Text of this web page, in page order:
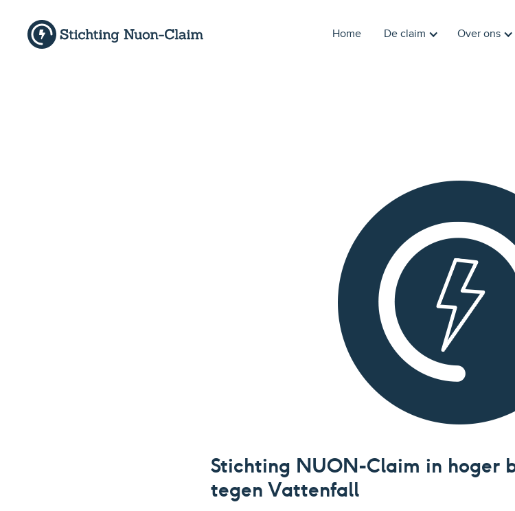
Home De claim Over ons
Stichting NUON-Claim in hoger
tegen Vattenfall